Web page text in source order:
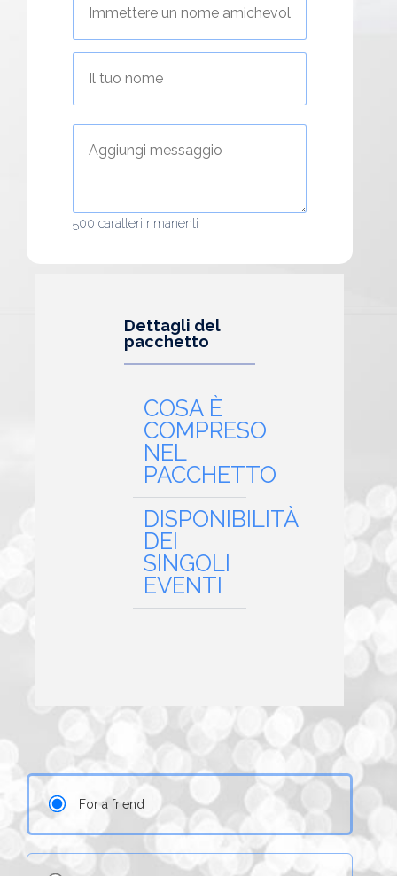
500 caratteri rimanenti
Dettagli del
pacchetto
COSA È
COMPRESO
NEL
PACCHETTO
DISPONIBILITÀ
DEI
SINGOLI
EVENTI
For a friend